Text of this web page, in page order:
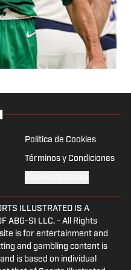
Política de Cookies
Términos y Condiciones
ILLUSTRATED IS A
ABG-SI LLC. - All Rights
is for entertainment and
and gambling content is
is based on individual